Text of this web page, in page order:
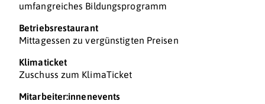
umfangreiches Bildungsprogramm
Betriebsrestaurant
Mittagessen zu vergünstigten Preisen
Klimaticket
Zuschuss zum KlimaTicket
Mitarbeiter:innenevents